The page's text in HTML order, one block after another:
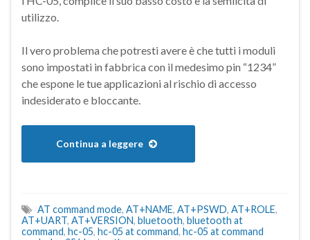
utilizzo.
Il vero problema che potresti avere è che tutti i moduli
sono impostati in fabbrica con il medesimo pin “1234”
che espone le tue applicazioni al rischio di accesso
indesiderato e bloccante.
Continua a leggere
AT command mode, AT+NAME, AT+PSWD, AT+ROLE,
AT+UART, AT+VERSION, bluetooth, bluetooth at
command, hc-05, hc-05 at command, hc-05 at command